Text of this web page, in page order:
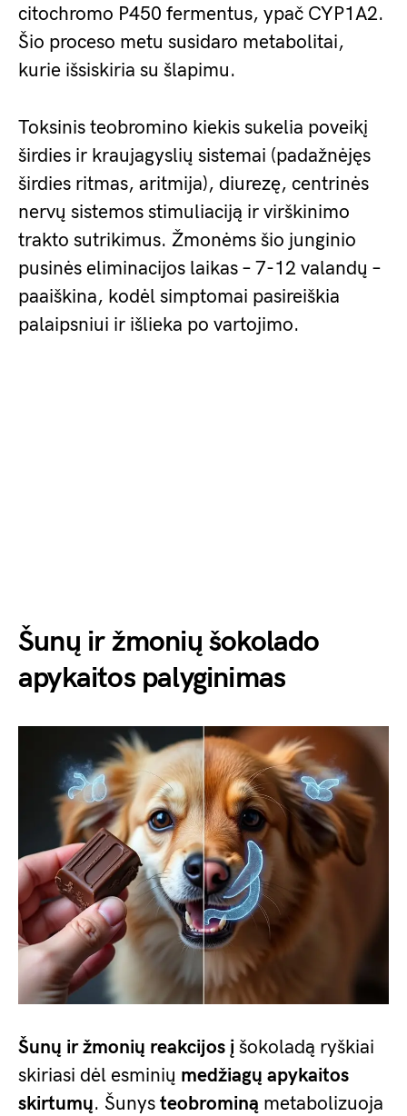
citochromo P450 fermentus, ypač CYP1A2.
Šio proceso metu susidaro metabolitai,
kurie išsiskiria su šlapimu.
Toksinis teobromino kiekis sukelia poveikį
širdies ir kraujagyslių sistemai (padažnėjęs
širdies ritmas, aritmija), diurezę, centrinės
nervų sistemos stimuliaciją ir virškinimo
trakto sutrikimus. Žmonėms šio junginio
pusinės eliminacijos laikas – 7-12 valandų –
paaiškina, kodėl simptomai pasireiškia
palaipsniui ir išlieka po vartojimo.
Šunų ir žmonių šokolado
apykaitos palyginimas
Šunų ir žmonių reakcijos į šokoladą ryškiai
skiriasi dėl esminių medžiagų apykaitos
skirtumų. Šunys teobrominą metabolizuoja